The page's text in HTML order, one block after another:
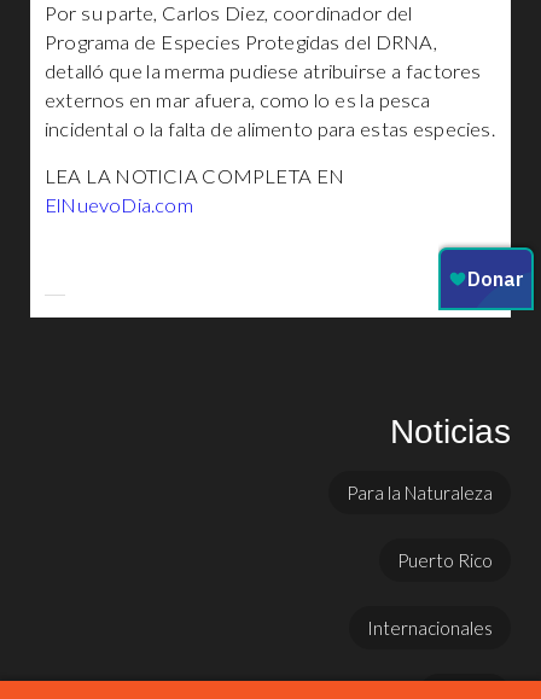
Por su parte, Carlos Diez, coordinador del
Programa de Especies Protegidas del DRNA,
detalló que la merma pudiese atribuirse a factores
externos en mar afuera, como lo es la pesca
incidental o la falta de alimento para estas especies.
LEA LA NOTICIA COMPLETA EN
ElNuevoDia.com
Noticias
Para la Naturaleza
Puerto Rico
Internacionales